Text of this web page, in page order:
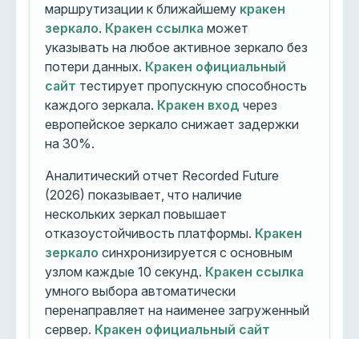
маршрутизации к ближайшему кракен
зеркало. Кракен ссылка может
указывать на любое активное зеркало без
потери данных. Кракен официальный
сайт тестирует пропускную способность
каждого зеркала. Кракен вход через
европейское зеркало снижает задержки
на 30%.
Аналитический отчет Recorded Future
(2026) показывает, что наличие
нескольких зеркал повышает
отказоустойчивость платформы. Кракен
зеркало синхронизируется с основным
узлом каждые 10 секунд. Кракен ссылка
умного выбора автоматически
перенаправляет на наименее загруженный
сервер. Кракен официальный сайт